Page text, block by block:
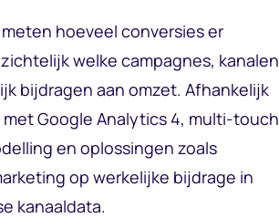
hoeveel conversies er
welke campagnes, kanalen
bijdragen aan omzet. Afhankelijk
Google Analytics 4, multi-touch
en oplossingen zoals
op werkelijke bijdrage in
kanaaldata.